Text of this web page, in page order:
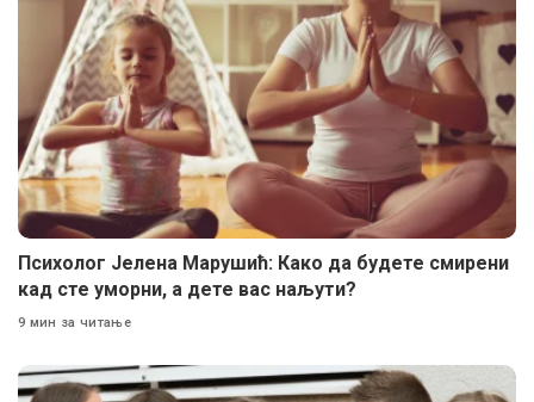
Психолог Јелена Марушић: Како да будете смирени
кад сте уморни, а дете вас наљути?
9 мин за читање